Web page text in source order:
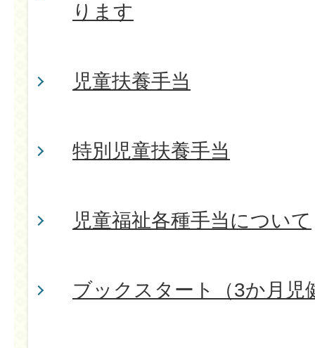
ります
児童扶養手当
特別児童扶養手当
児童福祉各種手当について
ブックスタート（3か月児